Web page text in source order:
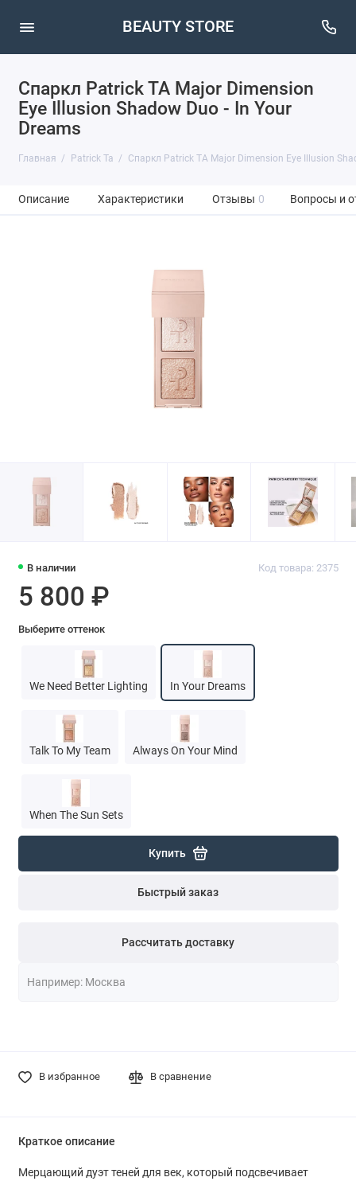
BEAUTY STORE
Спаркл Patrick TA Major Dimension
Eye Illusion Shadow Duo - In Your
Dreams
Главная Patrick Ta Спаркл Patrick TA Major Dimension Eye Illusion
Описание Характеристики Отзывы 0 Вопросы и
В наличии Код товара: 2375
5 800 ₽
Выберите оттенок
We Need Better Lighting In Your Dreams
Talk To My Team Always On Your Mind
When The Sun Sets
Купить
Быстрый заказ
Рассчитать доставку
В избранное В сравнение
Краткое описание
Мерцающий дуэт теней для век, который подсвечивает